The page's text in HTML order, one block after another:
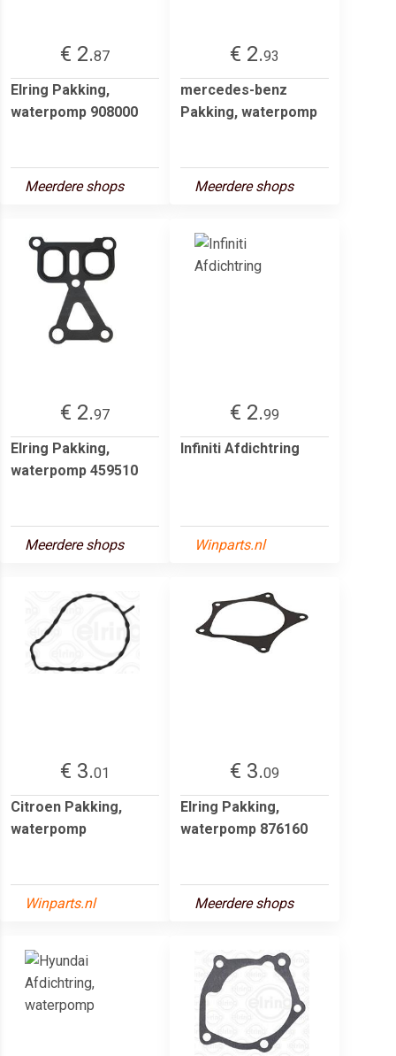
€ 2.87
Elring Pakking,
waterpomp 908000
Meerdere shops
€ 2.93
mercedes-benz
Pakking, waterpomp
Meerdere shops
€ 2.97
Elring Pakking,
waterpomp 459510
Meerdere shops
€ 2.99
Infiniti Afdichtring
Winparts.nl
€ 3.01
Citroen Pakking,
waterpomp
Winparts.nl
€ 3.09
Elring Pakking,
waterpomp 876160
Meerdere shops